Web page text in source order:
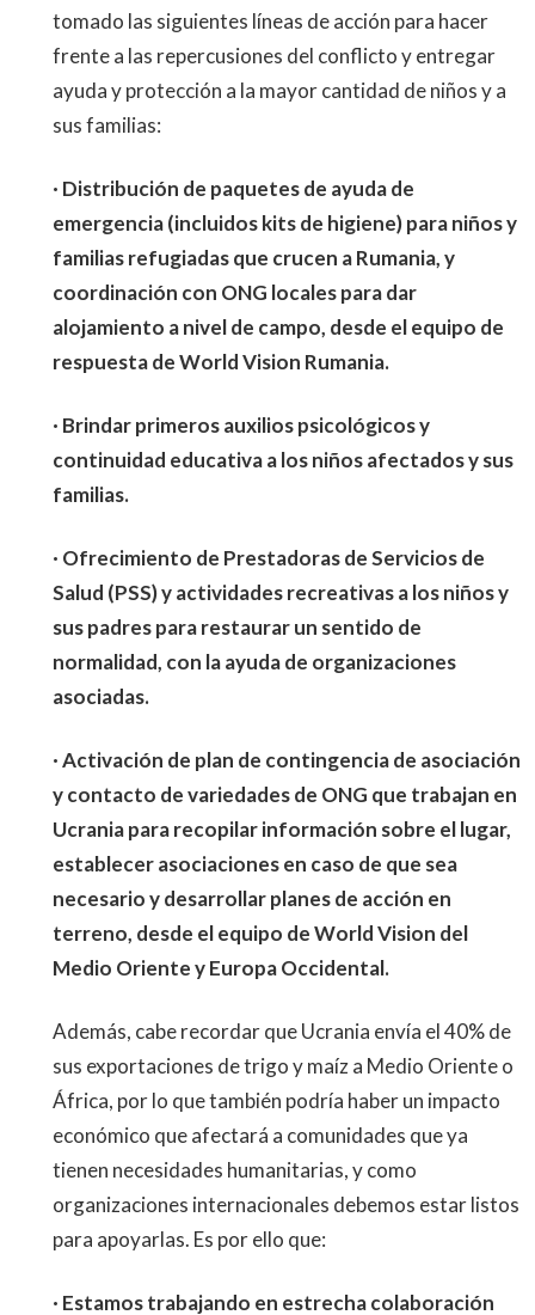
tomado las siguientes líneas de acción para hacer
frente a las repercusiones del conflicto y entregar
ayuda y protección a la mayor cantidad de niños y a
sus familias:
· Distribución de paquetes de ayuda de
emergencia (incluidos kits de higiene) para niños y
familias refugiadas que crucen a Rumania, y
coordinación con ONG locales para dar
alojamiento a nivel de campo, desde el equipo de
respuesta de World Vision Rumania.
· Brindar primeros auxilios psicológicos y
continuidad educativa a los niños afectados y sus
familias.
· Ofrecimiento de Prestadoras de Servicios de
Salud (PSS) y actividades recreativas a los niños y
sus padres para restaurar un sentido de
normalidad, con la ayuda de organizaciones
asociadas.
· Activación de plan de contingencia de asociación
y contacto de variedades de ONG que trabajan en
Ucrania para recopilar información sobre el lugar,
establecer asociaciones en caso de que sea
necesario y desarrollar planes de acción en
terreno, desde el equipo de World Vision del
Medio Oriente y Europa Occidental.
Además, cabe recordar que Ucrania envía el 40% de
sus exportaciones de trigo y maíz a Medio Oriente o
África, por lo que también podría haber un impacto
económico que afectará a comunidades que ya
tienen necesidades humanitarias, y como
organizaciones internacionales debemos estar listos
para apoyarlas. Es por ello que:
· Estamos trabajando en estrecha colaboración